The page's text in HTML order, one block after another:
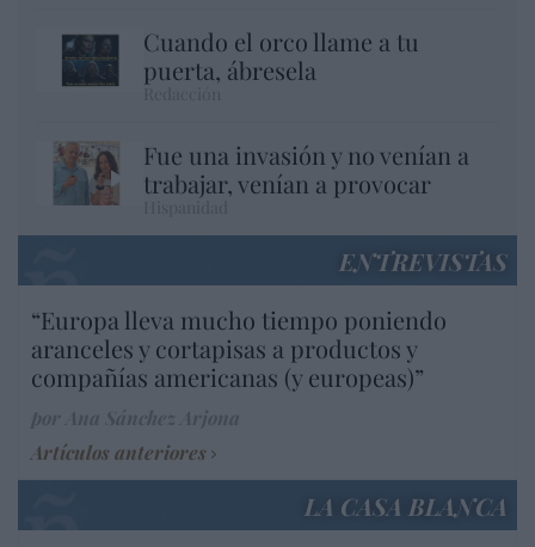
Cuando el orco llame a tu
puerta, ábresela
Fue una invasión y no venían a
trabajar, venían a provocar
ENTREVISTAS
“Europa lleva mucho tiempo poniendo
aranceles y cortapisas a productos y
compañías americanas (y europeas)”
Artículos anteriores
LA CASA BLANCA